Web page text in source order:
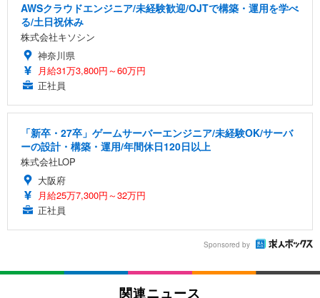
AWSクラウドエンジニア/未経験歓迎/OJTで構築・運用を学べ
る/土日祝休み
株式会社キソシン
神奈川県
月給31万3,800円～60万円
正社員
「新卒・27卒」ゲームサーバーエンジニア/未経験OK/サーバ
ーの設計・構築・運用/年間休日120日以上
株式会社LOP
大阪府
月給25万7,300円～32万円
正社員
Sponsored by
関連ニュース